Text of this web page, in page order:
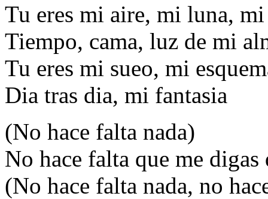
Tu eres mi aire, mi luna,
Tiempo, cama, luz de mi
Tu eres mi sueo, mi
Dia tras dia, mi fantasia
(No hace falta nada)
No hace falta que me digas
(No hace falta nada, no